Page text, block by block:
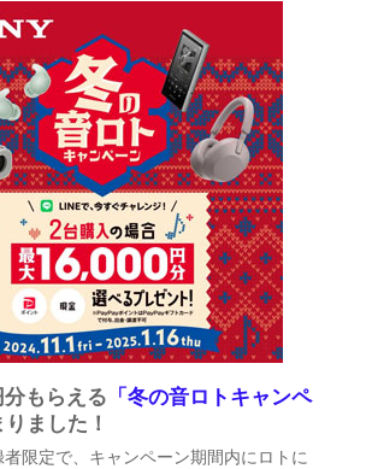
もらえる 「冬の音ロトキャンペ
ました！
限定で、キャンペーン期間内にロトに